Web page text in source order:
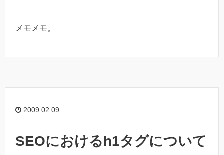
メモメモ。
2009.02.09
SEOにおけるh1タグについて